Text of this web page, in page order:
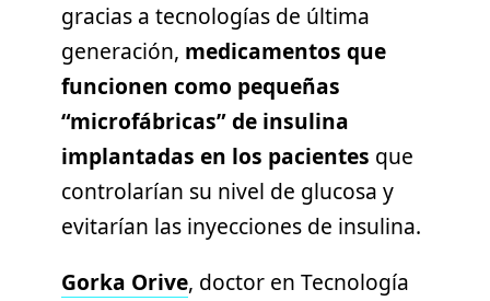
gracias a tecnologías de última
generación, medicamentos que
funcionen como pequeñas
“microfábricas” de insulina
implantadas en los pacientes que
controlarían su nivel de glucosa y
evitarían las inyecciones de insulina.
Gorka Orive, doctor en Tecnología